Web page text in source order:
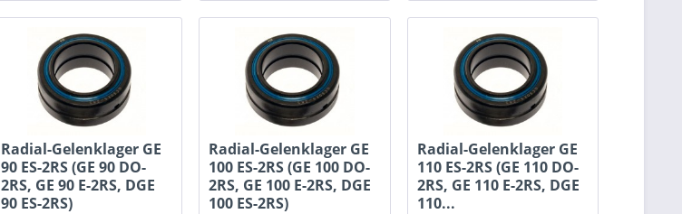
Radial-Gelenklager GE
90 ES-2RS (GE 90 DO-
2RS, GE 90 E-2RS, DGE
90 ES-2RS)
Radial-Gelenklager GE
100 ES-2RS (GE 100 DO-
2RS, GE 100 E-2RS, DGE
100 ES-2RS)
Radial-Gelenklager GE
110 ES-2RS (GE 110 DO-
2RS, GE 110 E-2RS, DGE
110...